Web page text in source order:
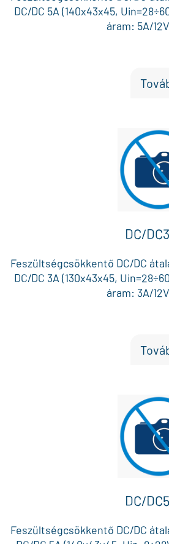
DC/DC 5A (140x43x45,
áram: 5A/
DC/
Feszültségcsökkentő DC/DC
DC/DC 3A (130x43x45,
áram: 3A/
DC/
Feszültségcsökkentő DC/DC